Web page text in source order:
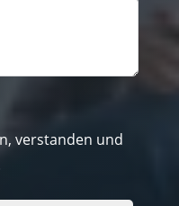
verstanden und